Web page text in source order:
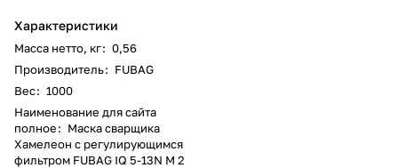
Характеристики
Масса нетто, кг: 0,56
Производитель: FUBAG
Вес: 1000
Наименование для сайта
полное: Маска сварщика
Хамелеон с регулирующимся
фильтром FUBAG IQ 5-13N M 2